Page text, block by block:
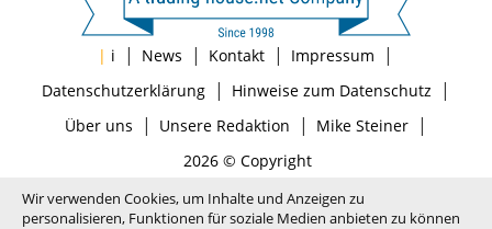
| i | News | Kontakt | Impressum |
Datenschutzerklärung| Hinweise zum Datenschutz |
Über uns | Unsere Redaktion | Mike Steiner|
2026 © Copyright
Wir verwenden Cookies, um Inhalte und Anzeigen zu
personalisieren, Funktionen für soziale Medien anbieten zu können